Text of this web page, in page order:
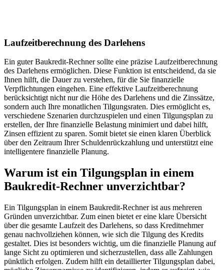
Laufzeitberechnung des Darlehens
Ein guter Baukredit-Rechner sollte eine präzise Laufzeitberechnung
des Darlehens ermöglichen. Diese Funktion ist entscheidend, da sie
Ihnen hilft, die Dauer zu verstehen, für die Sie finanzielle
Verpflichtungen eingehen. Eine effektive Laufzeitberechnung
berücksichtigt nicht nur die Höhe des Darlehens und die Zinssätze,
sondern auch Ihre monatlichen Tilgungsraten. Dies ermöglicht es,
verschiedene Szenarien durchzuspielen und einen Tilgungsplan zu
erstellen, der Ihre finanzielle Belastung minimiert und dabei hilft,
Zinsen effizient zu sparen. Somit bietet sie einen klaren Überblick
über den Zeitraum Ihrer Schuldenrückzahlung und unterstützt eine
intelligentere finanzielle Planung.
Warum ist ein Tilgungsplan in einem
Baukredit-Rechner unverzichtbar?
Ein Tilgungsplan in einem Baukredit-Rechner ist aus mehreren
Gründen unverzichtbar. Zum einen bietet er eine klare Übersicht
über die gesamte Laufzeit des Darlehens, so dass Kreditnehmer
genau nachvollziehen können, wie sich die Tilgung des Kredits
gestaltet. Dies ist besonders wichtig, um die finanzielle Planung auf
lange Sicht zu optimieren und sicherzustellen, dass alle Zahlungen
pünktlich erfolgen. Zudem hilft ein detaillierter Tilgungsplan dabei,